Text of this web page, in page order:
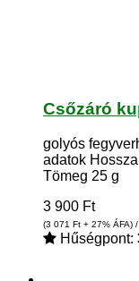
Csőzáró
golyós
adatok
Tömeg 25 g
3 900 Ft
(3 071 Ft + 27% ÁFA)
Hűségpont: